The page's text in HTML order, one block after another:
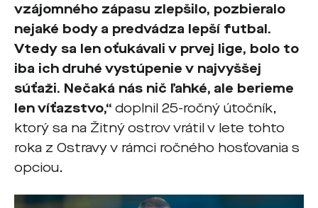
vzájomného zápasu zlepšilo, pozbieralo
nejaké body a predvádza lepší futbal.
Vtedy sa len oťukávali v prvej lige, bolo to
iba ich druhé vystúpenie v najvyššej
súťaži. Nečaká nás nič ľahké, ale berieme
len víťazstvo,“ doplnil 25-ročný útočník,
ktorý sa na Žitný ostrov vrátil v lete tohto
roka z Ostravy v rámci ročného hosťovania s
opciou.